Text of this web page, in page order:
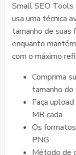
Small SEO Tools
usa uma técnica
tamanho de suas
enquanto
com o máximo
Comprima
tamanho do
Faça
MB cada.
Os
PNG
Método de